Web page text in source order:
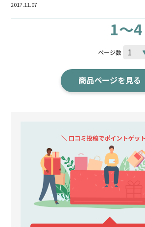
2017.11.07
1～4
ページ数
商品ページを見る